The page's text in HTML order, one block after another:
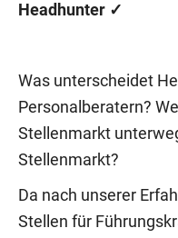
Headhunter ✓
Was unterscheidet
Personalberatern?
Stellenmarkt
Stellenmarkt?
Da nach unserer
Stellen für